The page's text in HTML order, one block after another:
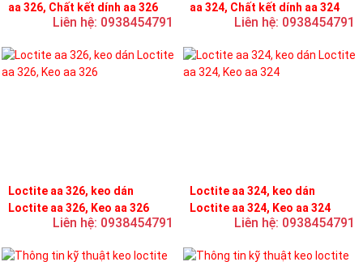
aa 326, Chất kết dính aa 326
Liên hệ: 0938454791
aa 324, Chất kết dính aa 324
Liên hệ: 0938454791
Loctite aa 326, keo dán
Loctite aa 326, Keo aa 326
Liên hệ: 0938454791
Loctite aa 324, keo dán
Loctite aa 324, Keo aa 324
Liên hệ: 0938454791